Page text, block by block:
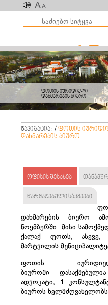
AA
ფოთის იურიდიული
დახმარების ბიურო
ნავიგაცია: / ფოთის
დახმარების ბიურო
ოფისის შესახებ
წარმატებული საქმეები
დახმარების ბიურო
ნოემბერში. მისი
ქალაქ ფოთს, ასევე,
მარტვილის
ფოთის
ბიუროში
ადვოკატი, 1
ბიუროს ხელმძღვანელობს